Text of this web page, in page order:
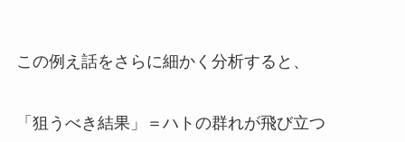
この例え話をさらに細かく分析すると、
「狙うべき結果」＝ハトの群れが飛び立つ